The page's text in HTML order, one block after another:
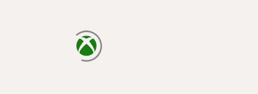
betöltés folyamatban